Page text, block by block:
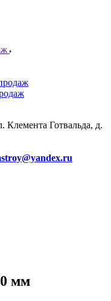
Клемента Готвальда, д.
мм